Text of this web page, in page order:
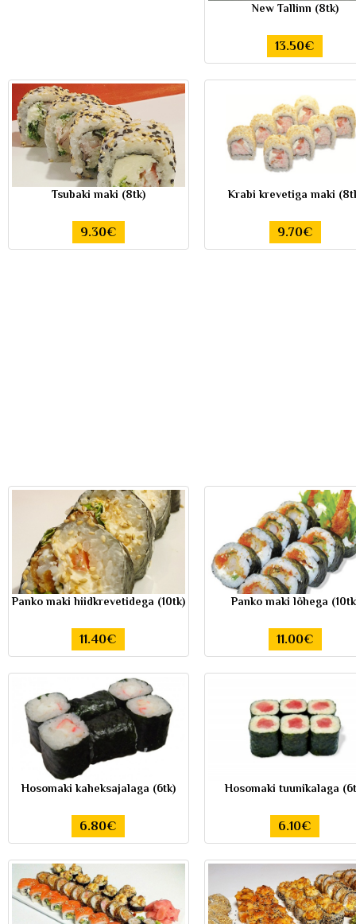
New Tallinn (8tk)
13.50€
Tsubaki maki (8tk)
9.30€
Krabi krevetiga maki
9.70€
Panko maki hiidkrevetidega (10tk)
11.40€
Panko maki lõhega
11.00€
Hosomaki kaheksajalaga (6tk)
6.80€
Hosomaki tuunikalaga
6.10€